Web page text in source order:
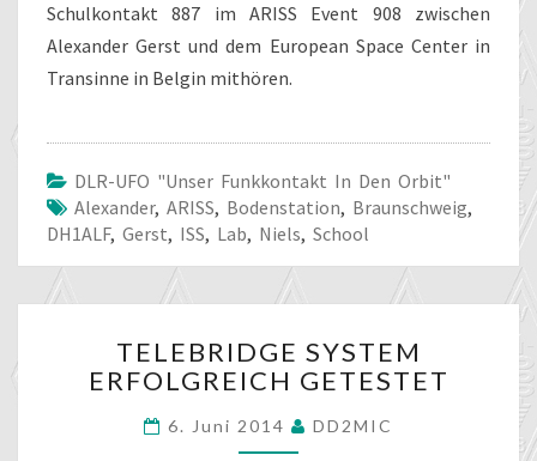
Schulkontakt 887 im ARISS Event 908 zwischen
Alexander Gerst und dem European Space Center in
Transinne in Belgin mithören.
DLR-UFO "unser Funkkontakt In Den Orbit"
Alexander, ARISS, Bodenstation, Braunschweig,
DH1ALF, Gerst, ISS, Lab, Niels, School
SYSTEM
ERFOLGREICH
TELEBRIDGE SYSTEM
ERFOLGREICH GETESTET
6. Juni 2014 DD2MIC